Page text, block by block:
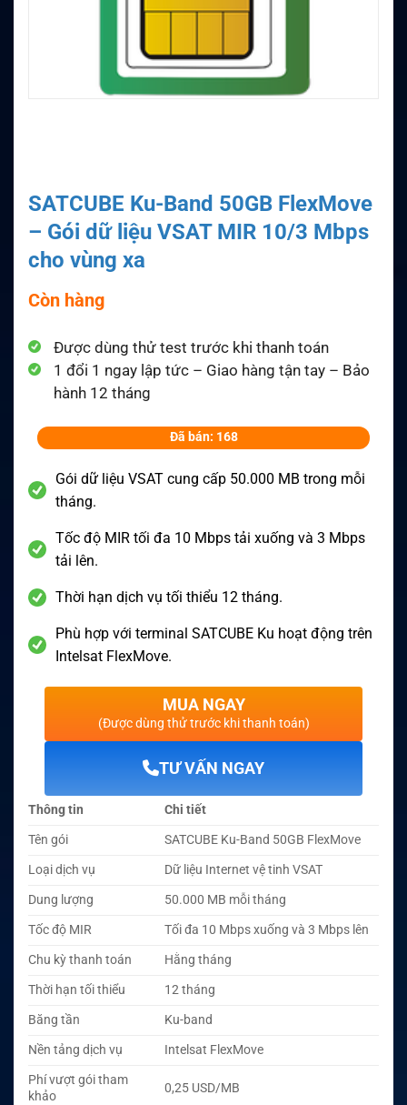
SATCUBE Ku-Band 50GB FlexMove
– Gói dữ liệu VSAT MIR 10/3 Mbps
cho vùng xa
Còn hàng
Được dùng thử test trước khi thanh toán
1 đổi 1 ngay lập tức – Giao hàng tận tay – Bảo
hành 12 tháng
Đã bán: 168
Gói dữ liệu VSAT cung cấp 50.000 MB trong mỗi
tháng.
Tốc độ MIR tối đa 10 Mbps tải xuống và 3 Mbps
tải lên.
Thời hạn dịch vụ tối thiểu 12 tháng.
Phù hợp với terminal SATCUBE Ku hoạt động trên
Intelsat FlexMove.
MUA NGAY
(Được dùng thử trước khi thanh toán)
TƯ VẤN NGAY
Thông tin
Chi tiết
Tên gói
SATCUBE Ku-Band 50GB FlexMove
Loại dịch vụ
Dữ liệu Internet vệ tinh VSAT
Dung lượng
50.000 MB mỗi tháng
Tốc độ MIR
Tối đa 10 Mbps xuống và 3 Mbps lên
Chu kỳ thanh toán
Hằng tháng
Thời hạn tối thiểu
12 tháng
Băng tần
Ku-band
Nền tảng dịch vụ
Intelsat FlexMove
Phí vượt gói tham
khảo
0,25 USD/MB